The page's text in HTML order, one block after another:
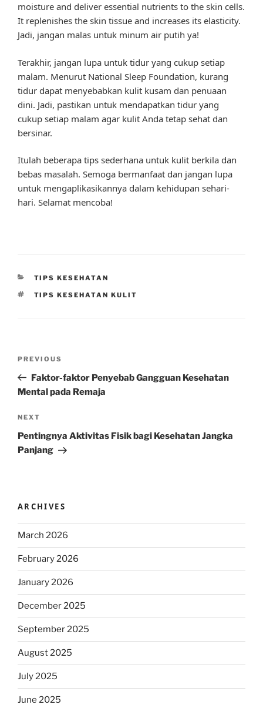
moisture and deliver essential nutrients to the skin cells.
It replenishes the skin tissue and increases its elasticity.
Jadi, jangan malas untuk minum air putih ya!
Terakhir, jangan lupa untuk tidur yang cukup setiap
malam. Menurut National Sleep Foundation, kurang
tidur dapat menyebabkan kulit kusam dan penuaan
dini. Jadi, pastikan untuk mendapatkan tidur yang
cukup setiap malam agar kulit Anda tetap sehat dan
bersinar.
Itulah beberapa tips sederhana untuk kulit berkila dan
bebas masalah. Semoga bermanfaat dan jangan lupa
untuk mengaplikasikannya dalam kehidupan sehari-
hari. Selamat mencoba!
CATEGORIES
TIPS KESEHATAN
TAGS
TIPS KESEHATAN KULIT
Previous
Post
PREVIOUS
Faktor-faktor Penyebab Gangguan Kesehatan
Mental pada Remaja
Next
Post
NEXT
Pentingnya Aktivitas Fisik bagi Kesehatan Jangka
Panjang
ARCHIVES
March 2026
February 2026
January 2026
December 2025
September 2025
August 2025
July 2025
June 2025